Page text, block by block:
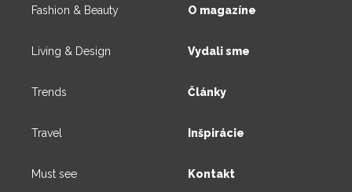
Fashion & Beauty
Living & Design
Trends
Travel
Must see
O magazíne
Vydali sme
Články
Inšpirácie
Kontakt